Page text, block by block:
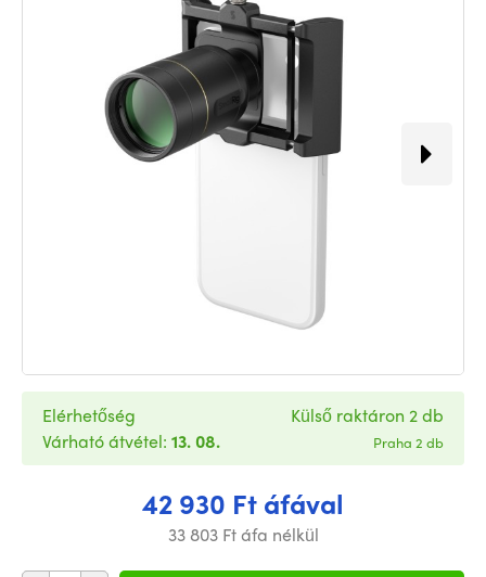
42 930 Ft áfával
33 803 Ft áfa nélkül
Elérhetőség
Várható átvétel: 13. 08.
Külső raktáron 2 db
Praha 2 db